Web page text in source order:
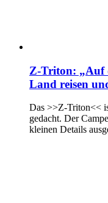
Z-Triton: „Auf
Land reisen
Das >>Z-Triton<<
gedacht. Der
kleinen Details